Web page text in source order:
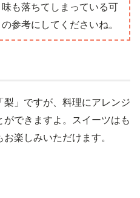
も落ちてしまっている可
参考にしてくださいね。
」ですが、料理にアレンジ
できますよ。スイーツはも
楽しみいただけます。